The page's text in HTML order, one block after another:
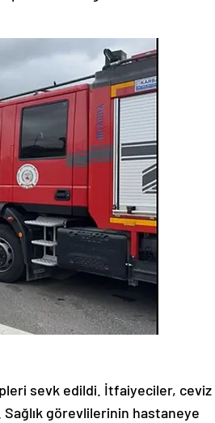
sevk edildi. İtfaiyeciler, ceviz
Sağlık görevlilerinin hastaneye